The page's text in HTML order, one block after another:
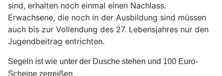
sind, erhalten noch einmal einen Nachlass.
Erwachsene, die noch in der Ausbildung sind müssen
auch bis zur Vollendung des 27. Lebensjahres nur den
Jugendbeitrag entrichten.
Segeln ist wie unter der Dusche stehen und 100 Euro-
Scheine zerreißen